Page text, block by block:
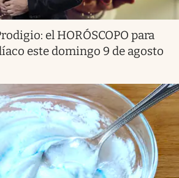
el HORÓSCOPO para
este domingo 9 de agosto